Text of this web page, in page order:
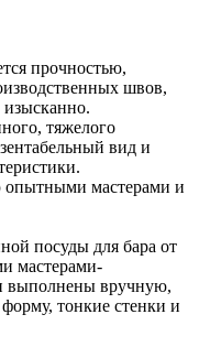
прочностью,
швов,
изысканно.
тяжелого
вид и
опытными мастерами и
посуды для бара от
мастерами-
выполнены вручную,
тонкие стенки и